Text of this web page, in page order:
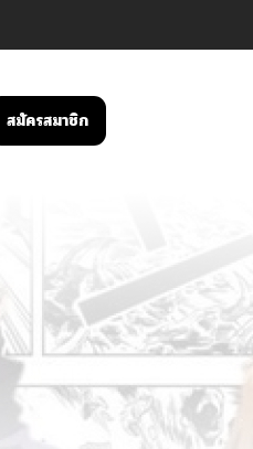
สมัครสมาชิก